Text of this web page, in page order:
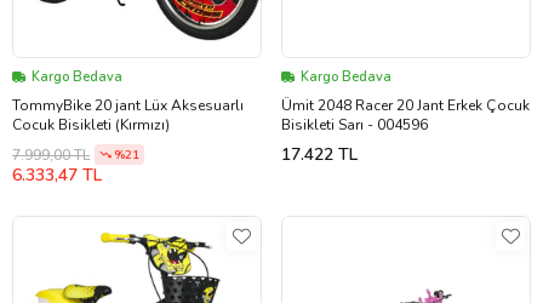
Kargo Bedava
TommyBike 20 jant Lüx Aksesuarlı
Cocuk Bisikleti (Kırmızı)
7.999,00 TL
%21
6.333,47 TL
Kargo Bedava
Ümit 2048 Racer 20 Jant Erkek Çocuk
Bisikleti Sarı - 004596
17.422 TL